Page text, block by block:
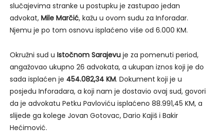
slučajevima stranke u postupku je zastupao jedan
advokat, Mile Marčić, kažu u ovom sudu za Inforadar.
Njemu je po tom osnovu isplaćeno više od 6.000 KM.
Okružni sud u Istočnom Sarajevu je za pomenuti period,
angažovao ukupno 26 advokata, a ukupan iznos koji je do
sada isplaćen je 454.082,34 KM. Dokument koji je u
posjedu Inforadara, a koji nam je dostavio ovaj sud, govori
da je advokatu Petku Pavloviću isplaćeno 88.991,45 KM, a
slijede ga kolege Jovan Gotovac, Dario Kajiš i Bakir
Hećimović.